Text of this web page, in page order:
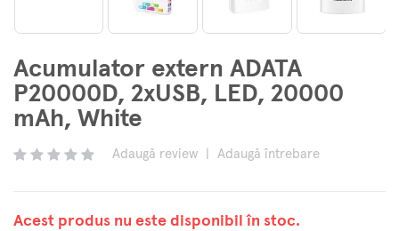
Acumulator extern ADATA
P20000D, 2xUSB, LED, 20000
mAh, White
Adaugă review Adaugă întrebare
Acest produs nu este disponibil în stoc.